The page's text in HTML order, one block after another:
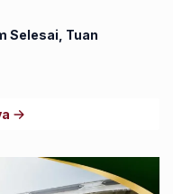
Selesai, Tuan